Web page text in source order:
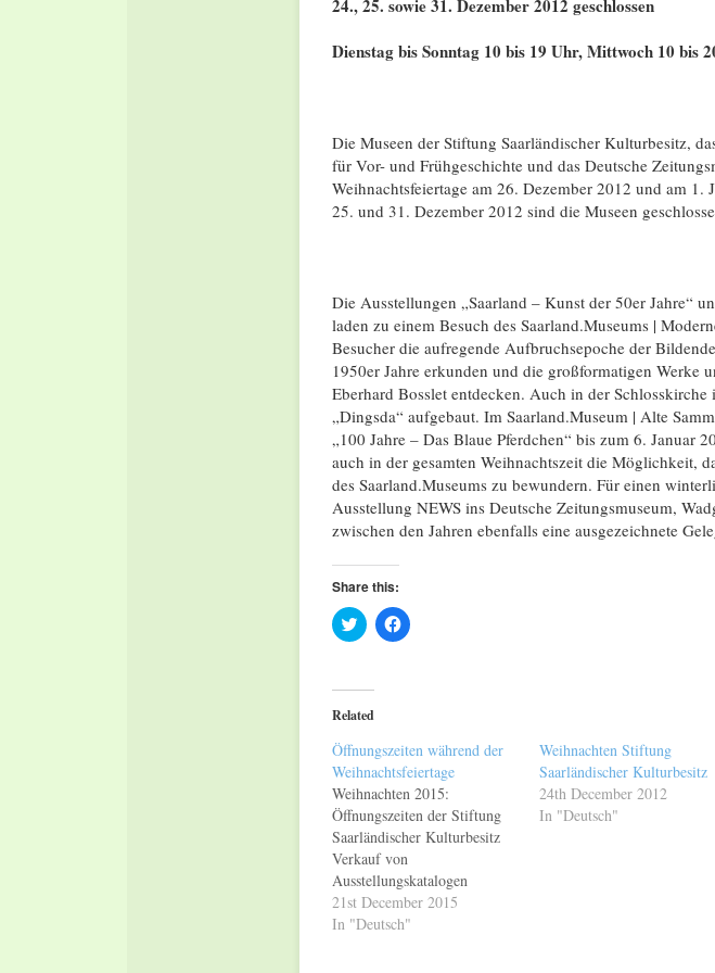
24., 25. sowie 31. Dezember 2012 geschlossen
Dienstag bis Sonntag 10 bis 19 Uhr, Mittwoch 10 bis
Die Museen der Stiftung Saarländischer Kulturbesitz,
für Vor- und Frühgeschichte und das Deutsche
Weihnachtsfeiertage am 26. Dezember 2012 und am 1.
25. und 31. Dezember 2012 sind die Museen
Die Ausstellungen „Saarland – Kunst der 50er Jahre“
laden zu einem Besuch des Saarland.Museums |
Besucher die aufregende Aufbruchsepoche der
1950er Jahre erkunden und die großformatigen Werke
Eberhard Bosslet entdecken. Auch in der
„Dingsda“ aufgebaut. Im Saarland.Museum | Alte
„100 Jahre – Das Blaue Pferdchen“ bis zum 6. Januar
auch in der gesamten Weihnachtszeit die Möglichkeit,
des Saarland.Museums zu bewundern. Für einen
Ausstellung NEWS ins Deutsche Zeitungsmuseum,
zwischen den Jahren ebenfalls eine ausgezeichnete
Share this:
Click
to
(Opens
in
new
Click
to
Related
Öffnungszeiten während der
Weihnachtsfeiertage
Weihnachten 2015:
Öffnungszeiten der Stiftung
Saarländischer Kulturbesitz
Verkauf von
Ausstellungskatalogen
Besucher können die Zeit um
die Feiertage für einen
21st December 2015
In "Deutsch"
Weihnachten Stiftung
Saarländischer Kulturbesitz
24th December 2012
In "Deutsch"